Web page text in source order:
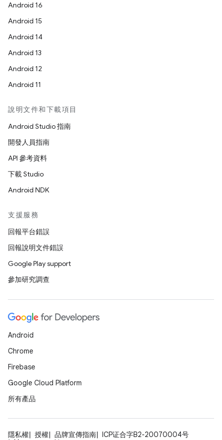
Android 16
Android 15
Android 14
Android 13
Android 12
Android 11
說明文件和下載項目
Android Studio 指南
開發人員指南
API 參考資料
下載 Studio
Android NDK
支援服務
回報平台錯誤
回報說明文件錯誤
Google Play support
參加研究調查
Android
Chrome
Firebase
Google Cloud Platform
所有產品
隱私權 授權 品牌宣傳指南
ICP证合字B2-20070004号